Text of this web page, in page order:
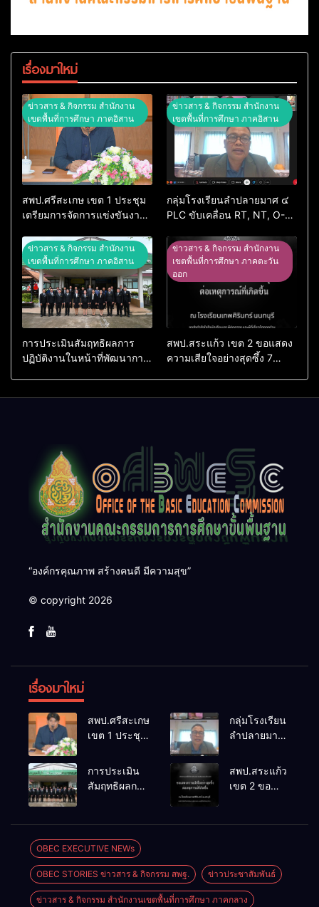
เรื่องมาใหม่
ข่าวสาร & กิจกรรม สำนักงาน
เขตพื้นที่การศึกษา ภาคอิสาน
สพป.ศรีสะเกษ เขต 1 ประชุม
เตรียมการจัดการแข่งขันงาน
74 ปีการศึกษา 2569
ข่าวสาร & กิจกรรม สำนักงาน
เขตพื้นที่การศึกษา ภาคอิสาน
กลุ่มโรงเรียนลำปลายมาศ ๔
PLC ขับเคลื่อน RT, NT, O-
ข่าวสาร & กิจกรรม สำนักงาน
เขตพื้นที่การศึกษา ภาคอิสาน
การประเมินสัมฤทธิผลการ
ปฏิบัติงานในหน้าที่พัฒนาการ
ข่าวสาร & กิจกรรม สำนักงาน
เขตพื้นที่การศึกษา ภาคตะวัน
ออก
สพป.สระแก้ว เขต 2 ขอแสดง
ความเสียใจอย่างสุดซึ้ง 7
“องค์กรคุณภาพ สร้างคนดี มีความสุข”
© copyright 2026
เรื่องมาใหม่
สพป.ศรีสะเกษ
เขต 1 ประชุม
จัดการ
แข่งขันงาน
ศิลปหัตถกรรม
74 ปีการ
ศึกษา 2569
กลุ่มโรงเรียน
ลำปลายมาศ
เคลื่อน RT,
NT, O-NET
การประเมิน
สัมฤทธิผลการ
ศึกษา
ตำแหน่ง รอง
ผู้อำนวยการ
สถานศึกษา
สพป.สระแก้ว
เขต 2 ขอ
OBEC EXECUTIVE NEWs
OBEC STORIES ข่าวสาร & กิจกรรม สพฐ. ข่าวประชาสัมพันธ์
ข่าวสาร & กิจกรรม สำนักงานเขตพื้นที่การศึกษา ภาคกลาง